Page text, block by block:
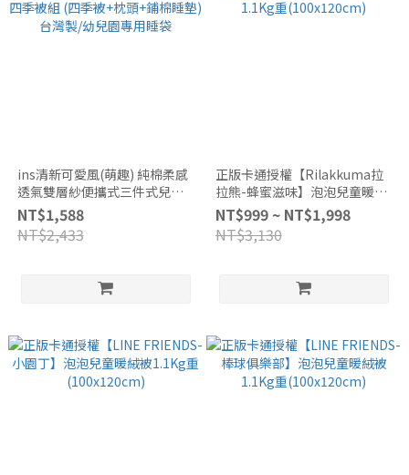
ins清新可愛風(萌趣) 純棉柔感
透氣雙層紗便攜式三件式兒童
睡墊四季被組 (四季被+枕頭+鋪
棉睡墊) 台灣製/幼兒園專用睡
袋
NT$1,588
NT$2,433
正版卡通授權【Rilakkuma拉
拉熊-蜂蜜滋味】泡泡兒童暖絨
被1.1Kg重(100x120cm)
NT$999 ~ NT$1,998
NT$3,130